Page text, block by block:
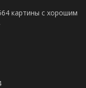
картины с хорошим